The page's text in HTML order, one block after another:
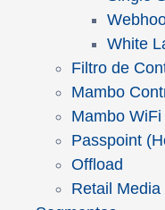
White
Filtro de
Mambo
Mambo
Passpoint
Offload
Retail Media